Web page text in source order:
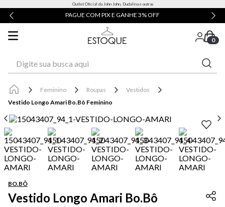
Outlet Oficial da John John, Dudalina e outras
PAGUE COM PIX E GANHE 3% OFF
0
Feminino Roupas
Vestidos
Vestido Longo Amari Bo.Bô Feminino
BO.BÔ
Vestido Longo Amari Bo.Bô